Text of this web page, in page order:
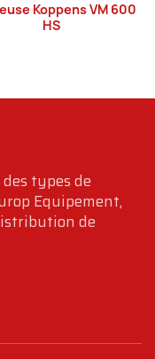
Koppens VM 600
HS
types de
Equipement,
de